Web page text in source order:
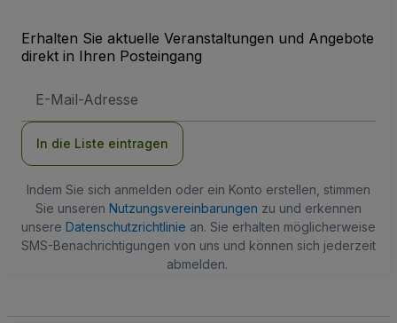
Erhalten Sie aktuelle Veranstaltungen und Angebote
direkt in Ihren Posteingang
Mail-
In die Liste eintragen
Indem Sie sich anmelden oder ein Konto erstellen, stimmen
Sie unseren Nutzungsvereinbarungen zu und erkennen
unsere Datenschutzrichtlinie an. Sie erhalten möglicherweise
SMS-Benachrichtigungen von uns und können sich jederzeit
abmelden.